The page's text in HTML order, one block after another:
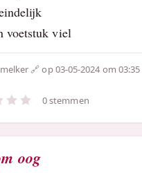
voetstuk viel
op 03-05-2024 om 03:35
0 stemmen
oog